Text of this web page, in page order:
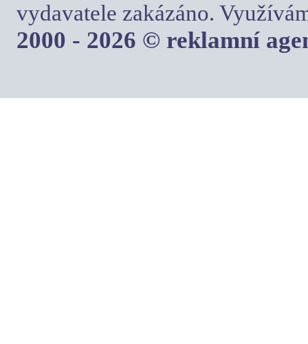
vydavatele zakázáno.
2000 - 2026 © reklamní